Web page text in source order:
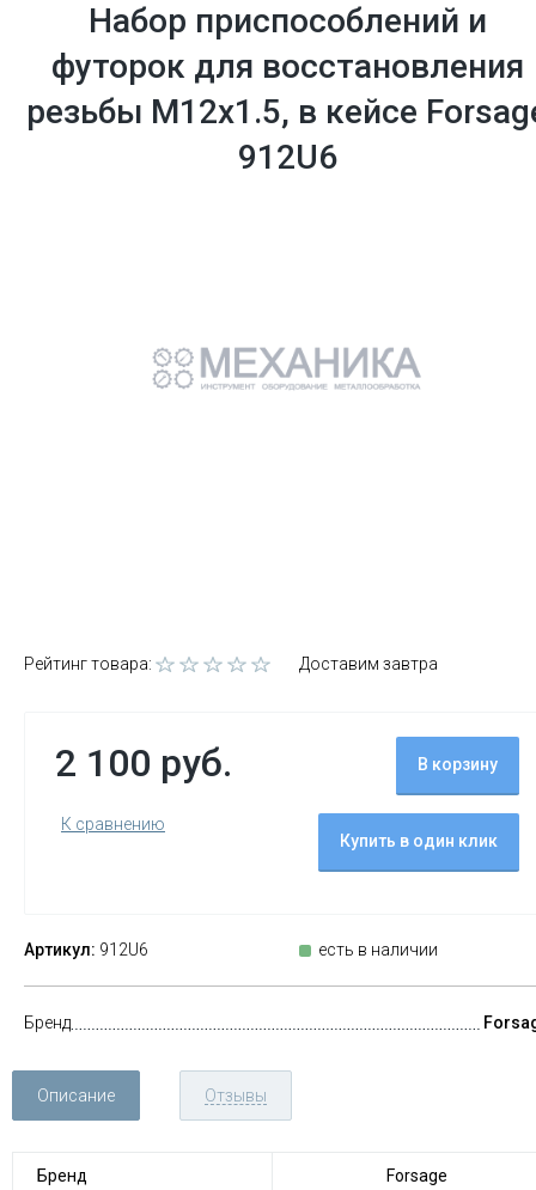
Набор приспособлений и
футорок для восстановления
резьбы М12х1.5, в кейсе
912U6
Рейтинг товара: Доставим завтра
2 100 руб.
К сравнению
В корзину
Купить в один клик
Артикул: 912U6 есть в наличии
Бренд
Описание Отзывы
Бренд Forsage